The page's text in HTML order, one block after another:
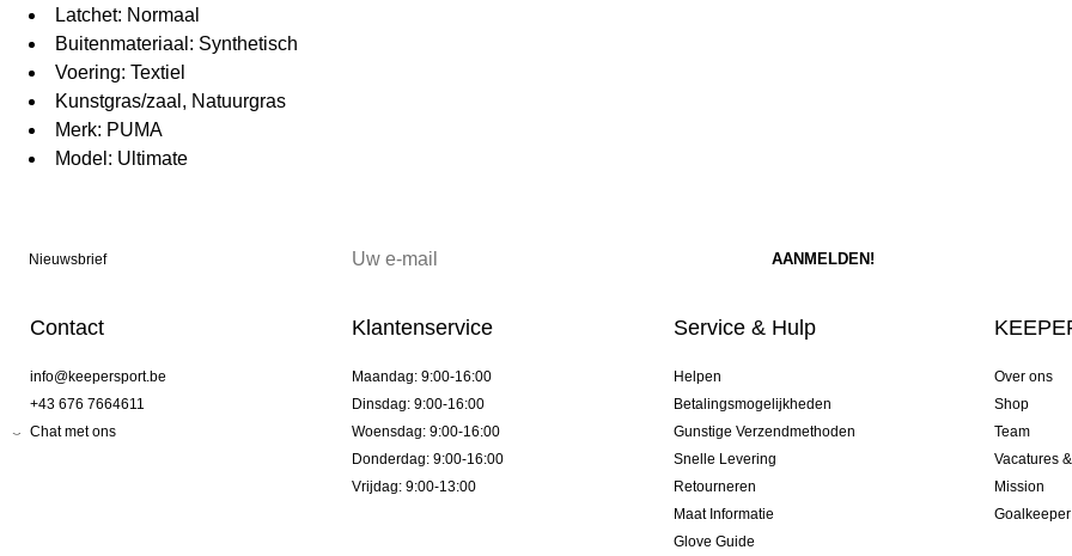
Latchet: Normaal
Buitenmateriaal: Synthetisch
Voering: Textiel
Kunstgras/zaal, Natuurgras
Merk: PUMA
Model: Ultimate
Nieuwsbrief
Contact
info@keepersport.be
+43 676 7664611
Chat met ons
Klantenservice
Maandag: 9:00-16:00
Dinsdag: 9:00-16:00
Woensdag: 9:00-16:00
Donderdag: 9:00-16:00
Vrijdag: 9:00-13:00
Service & Hulp
Helpen
Betalingsmogelijkheden
Gunstige Verzendmethoden
Snelle Levering
Retourneren
Maat Informatie
Glove Guide
Over ons
Shop
Team
Vacatures
Mission